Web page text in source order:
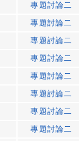
專題討論二
專題討論二
專題討論二
專題討論二
專題討論二
專題討論二
專題討論二
專題討論二